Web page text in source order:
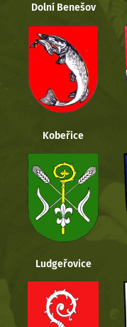
Dolní Benešov
Kobeřice
Ludgeřovice